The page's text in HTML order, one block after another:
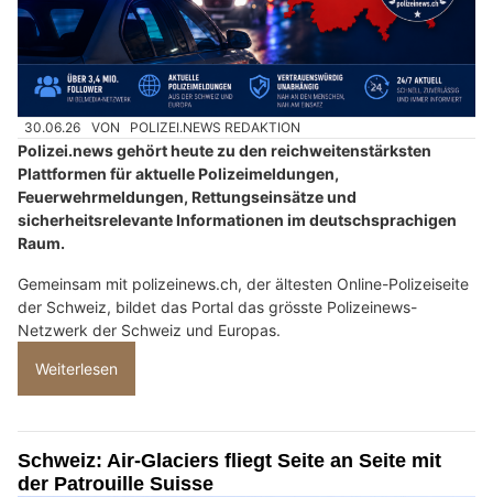
30.06.26 VON POLIZEI.NEWS REDAKTION
Polizei.news gehört heute zu den reichweitenstärksten
Plattformen für aktuelle Polizeimeldungen,
Feuerwehrmeldungen, Rettungseinsätze und
sicherheitsrelevante Informationen im deutschsprachigen
Raum.
Gemeinsam mit polizeinews.ch, der ältesten Online-Polizeiseite
der Schweiz, bildet das Portal das grösste Polizeinews-
Netzwerk der Schweiz und Europas.
Weiterlesen
Schweiz: Air-Glaciers fliegt Seite an Seite mit
der Patrouille Suisse